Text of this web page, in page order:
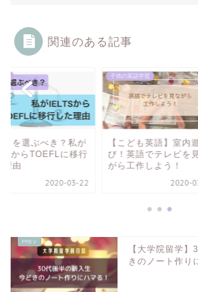
関連のある記事
らを選ぶべき？私が
からTOEFLに移行
理由
2020-03-22
子供の英語学習
【こども英語】室内
び！英語でテレビを
がら工作しよう！
2020-
【大学院留学
きのノート作り